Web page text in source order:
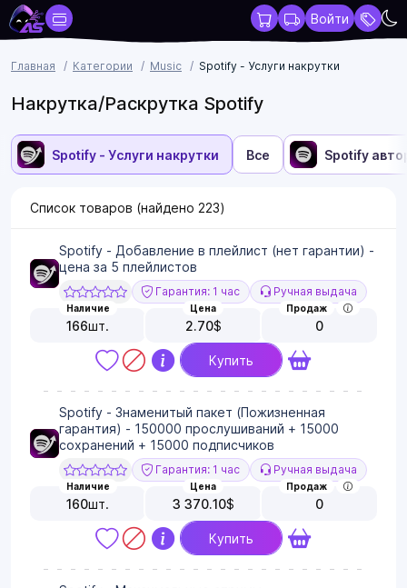
Войти
Главная Категории Music Spotify - Услуги накрутки
Накрутка/Раскрутка Spotify
Все Spotify
Spotify - Услуги накрутки
Список товаров (найдено 223)
Spotify - Добавление в плейлист (нет гарантии) -
цена за 5 плейлистов
Гарантия: 1 час Ручная выдача
Наличие
166шт.
Цена
2.70$
Продаж
0
Купить
Spotify - Знаменитый пакет (Пожизненная
гарантия) - 150000 прослушиваний + 15000
сохранений + 15000 подписчиков
Гарантия: 1 час Ручная выдача
Наличие
160шт.
Цена
3 370.10$
Продаж
0
Купить